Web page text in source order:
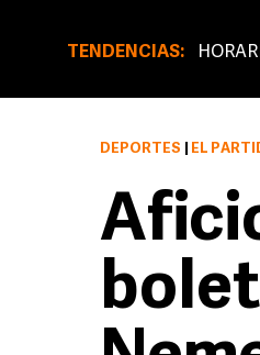
TENDENCIAS:
DEPORTES EL